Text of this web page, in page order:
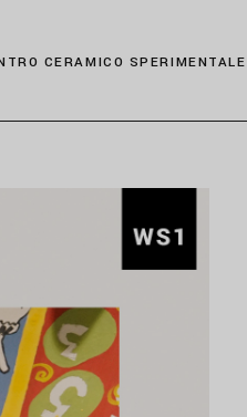
CERAMICO SPERIMENTALE